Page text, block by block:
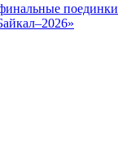
поединки